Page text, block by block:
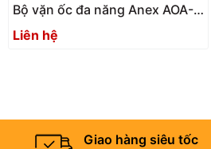
Bộ vặn ốc đa năng Anex AOA-
17S1 Nhật Bản
Liên hệ
Giao hàng siêu tốc